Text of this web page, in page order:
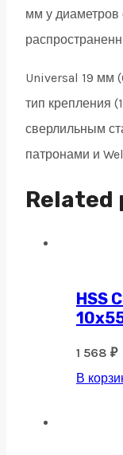
мм у диаметров
Universal 19 мм
тип крепления
сверлильным
патронами и
Related
HSS
1 568 ₽
В